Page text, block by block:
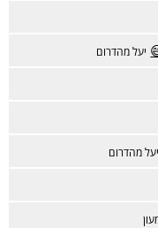
יעל מהדרום
יעל מהדרום